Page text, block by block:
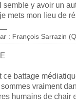
semble y avoir un
mets mon lieu de
: François Sarrazin
ce battage
vraiment
humains de chair